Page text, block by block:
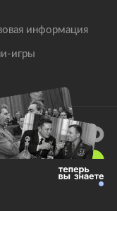
информация
игры